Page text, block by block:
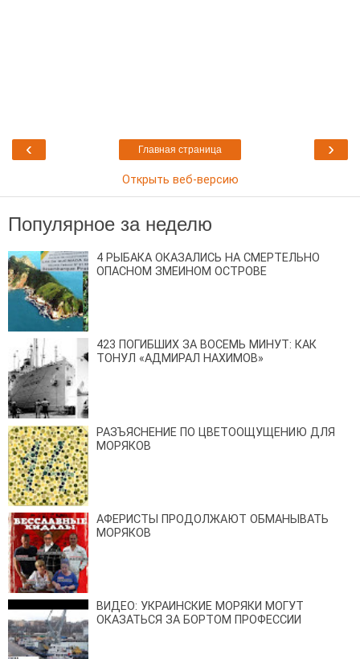
‹ ›
Главная страница
Открыть веб-версию
Популярное за неделю
4 РЫБАКА ОКАЗАЛИСЬ НА СМЕРТЕЛЬНО
ОПАСНОМ ЗМЕИНОМ ОСТРОВЕ
423 ПОГИБШИХ ЗА ВОСЕМЬ МИНУТ: КАК
ТОНУЛ «АДМИРАЛ НАХИМОВ»
РАЗЪЯСНЕНИЕ ПО ЦВЕТООЩУЩЕНИЮ ДЛЯ
МОРЯКОВ
АФЕРИСТЫ ПРОДОЛЖАЮТ ОБМАНЫВАТЬ
МОРЯКОВ
ВИДЕО: УКРАИНСКИЕ МОРЯКИ МОГУТ
ОКАЗАТЬСЯ ЗА БОРТОМ ПРОФЕССИИ